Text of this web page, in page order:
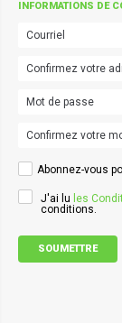
INFORMATIONS DE
Abonnez-vous
J'ai lu les
conditions.
SOUMETTRE